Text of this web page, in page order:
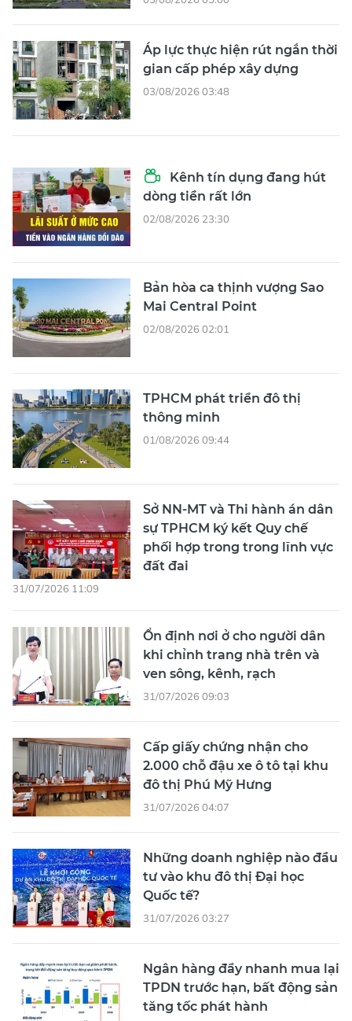
Áp lực thực hiện rút ngắn thời
gian cấp phép xây dựng
03/08/2026 03:48
Kênh tín dụng đang hút
dòng tiền rất lớn
02/08/2026 23:30
Bản hòa ca thịnh vượng Sao
Mai Central Point
02/08/2026 02:01
TPHCM phát triển đô thị
thông minh
01/08/2026 09:44
Sở NN-MT và Thi hành án dân
sự TPHCM ký kết Quy chế
phối hợp trong trong lĩnh vực
đất đai
31/07/2026 11:09
Ổn định nơi ở cho người dân
khi chỉnh trang nhà trên và
ven sông, kênh, rạch
31/07/2026 09:03
Cấp giấy chứng nhận cho
2.000 chỗ đậu xe ô tô tại khu
đô thị Phú Mỹ Hưng
31/07/2026 04:07
Những doanh nghiệp nào đầu
tư vào khu đô thị Đại học
Quốc tế?
31/07/2026 03:27
Ngân hàng đẩy nhanh mua lại
TPDN trước hạn, bất động sản
tăng tốc phát hành